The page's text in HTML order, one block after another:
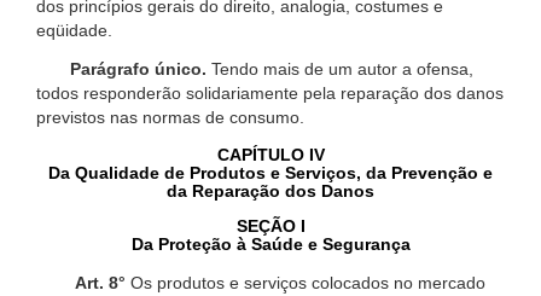
dos princípios gerais do direito, analogia, costumes e
eqüidade.
Parágrafo único. Tendo mais de um autor a ofensa,
todos responderão solidariamente pela reparação dos danos
previstos nas normas de consumo.
CAPÍTULO IV
Da Qualidade de Produtos e Serviços, da Prevenção e
da Reparação dos Danos
SEÇÃO I
Da Proteção à Saúde e Segurança
Art. 8° Os produtos e serviços colocados no mercado